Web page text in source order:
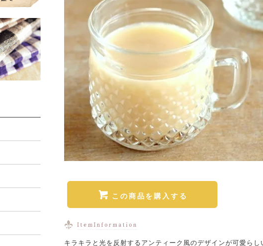
この商品を購入する
キラキラと光を反射するアンティーク風のデザインが可愛らし